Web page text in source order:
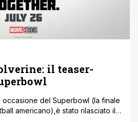
il teaser-
occasione del Superbowl (la finale
americano),è stato rilasciato il